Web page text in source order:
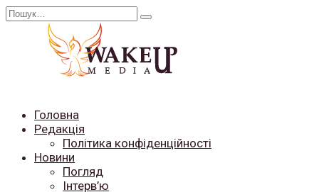
Перейти
Search
Головна
Редакція
Політика конфіденційності
Новини
Погляд
Інтерв’ю